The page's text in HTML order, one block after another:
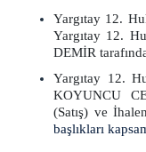
Çocuklar için
Afişler
İletişim
İstanbul Denetimli
Adalet Sarayı
Yargıtay 12.
Yargıtay 12.
DEMİR
Yargıtay 12.
KOYUNCU
(Satış) ve
başlıkları